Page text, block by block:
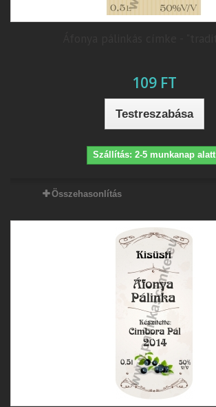
109 FT
Testreszabása
Szállítás: 2-5 munkanap alatt
Összehasonlítás